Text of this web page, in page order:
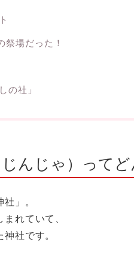
祭場だった！
の社」
んじゃ）ってど
」。
れていて、
社です。